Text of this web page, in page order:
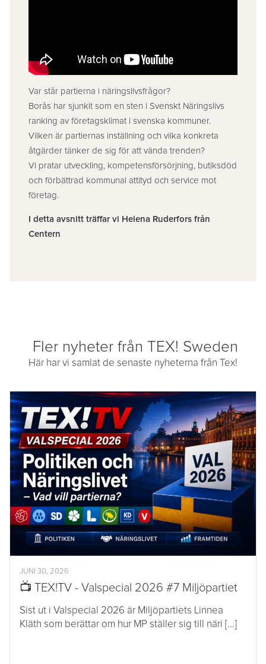
Var står partierna i näringslivsfrågor?
Borås har sjunkit som en sten i Svenskt Näringslivs
ranking av företagsklimat i svenska kommuner.
Vilken är partiernas inställning och vilka konkreta
åtgärder tänker de sig för att vända trenden?
Vi pratar utveckling, kompetensförsörjning, butiksdöd
och förbättrad kommunal attityd och service mot
företag.
I detta avsnitt träffar vi Helena Ruderfors från
Centern
Fler nyheter från TEX! Sweden
Här har vi samlat de senaste nyheterna från Tex!
JUNI 30, 2026
📺 TEX!TV - Valspecial 2026 #7 Miljöpartiet
Sist ut i Valspecial 2026 är Miljöpartiets Linnea
Kläth som berättar om hur MP ställer sig till näri [...]